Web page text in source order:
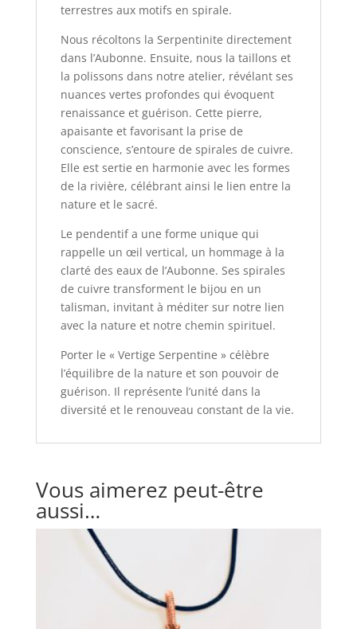
terrestres aux motifs en spirale.
Nous récoltons la Serpentinite directement
dans l’Aubonne. Ensuite, nous la taillons et
la polissons dans notre atelier, révélant ses
nuances vertes profondes qui évoquent
renaissance et guérison. Cette pierre,
apaisante et favorisant la prise de
conscience, s’entoure de spirales de cuivre.
Elle est sertie en harmonie avec les formes
de la rivière, célébrant ainsi le lien entre la
nature et le sacré.
Le pendentif a une forme unique qui
rappelle un œil vertical, un hommage à la
clarté des eaux de l’Aubonne. Ses spirales
de cuivre transforment le bijou en un
talisman, invitant à méditer sur notre lien
avec la nature et notre chemin spirituel.
Porter le « Vertige Serpentine » célèbre
l’équilibre de la nature et son pouvoir de
guérison. Il représente l’unité dans la
diversité et le renouveau constant de la vie.
Vous aimerez peut-être
aussi…